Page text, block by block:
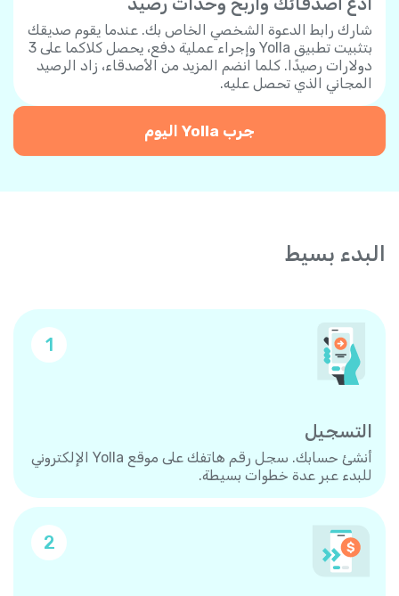
شارك رابط الدعوة الشخصي الخاص بك. عندما يقوم صديقك
بتثبيت تطبيق Yolla وإجراء عملية دفع، يحصل كلاكما على 3
دولارات رصيدًا. كلما انضم المزيد من الأصدقاء، زاد الرصيد
المجاني الذي تحصل عليه.
جرب Yolla اليوم
البدء بسيط
1
التسجيل
أنشئ حسابك. سجل رقم هاتفك على موقع Yolla الإلكتروني
للبدء عبر عدة خطوات بسيطة.
2